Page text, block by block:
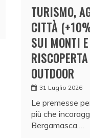
TURISMO,
CITTÀ
SUI MONTI
OUTDOOR
31 Luglio 2026
Le premesse
più che
Bergamasca,…